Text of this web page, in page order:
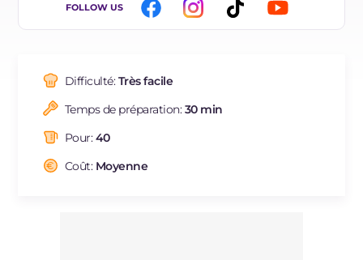
DE
BR
NL
FOLLOW US
Difficulté:Très facile
Temps de préparation:30 min
Pour:40
Coût: Moyenne